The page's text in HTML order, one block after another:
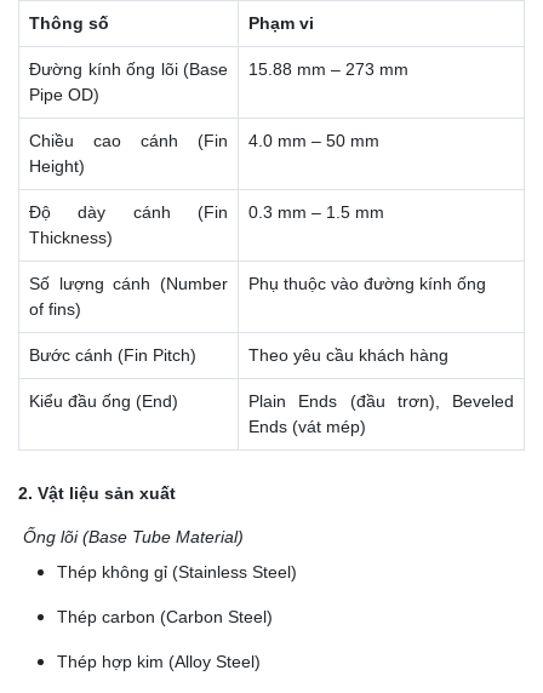
Thông số Phạm vi
Đường kính ống lõi (Base
Pipe OD)
15.88 mm – 273 mm
Chiều cao cánh (Fin
Height)
4.0 mm – 50 mm
Độ dày cánh (Fin
Thickness)
0.3 mm – 1.5 mm
Số lượng cánh (Number
of fins)
Phụ thuộc vào đường kính ống
Bước cánh (Fin Pitch) Theo yêu cầu khách hàng
Kiểu đầu ống (End)
Plain Ends (đầu trơn), Beveled
Ends (vát mép)
2. Vật liệu sản xuất
Ống lõi (Base Tube Material)
Thép không gỉ (Stainless Steel)
Thép carbon (Carbon Steel)
Thép hợp kim (Alloy Steel)